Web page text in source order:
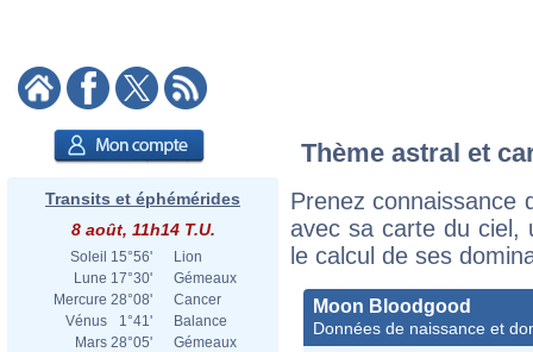
Transits et éphémérides
8 août, 11h14 T.U.
Soleil 15°56'
Lion
Lune 17°30'
Gémeaux
Mercure 28°08'
Cancer
Vénus
1°41'
Balance
Mars 28°05'
Gémeaux
Thème astral et
Prenez connaissance
avec sa carte du ciel,
le calcul de ses
Moon Bloodgood
Données de naissance et